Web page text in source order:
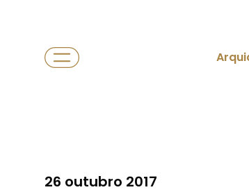
26 outubro 2017